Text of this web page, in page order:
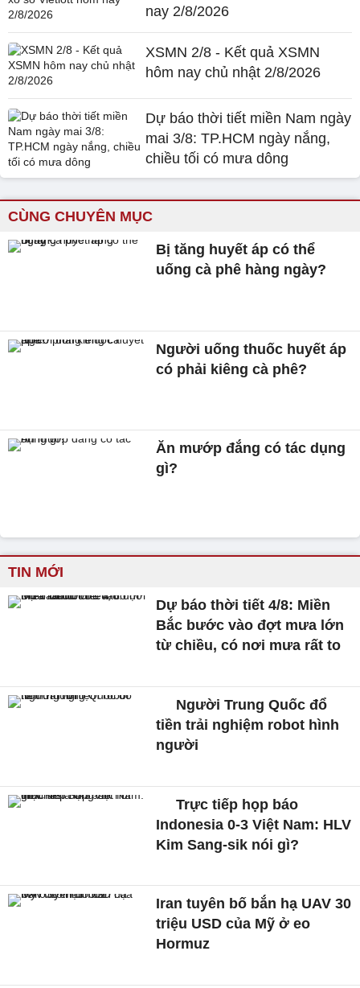
nay 2/8/2026
XSMN 2/8 - Kết quả XSMN
hôm nay chủ nhật 2/8/2026
Dự báo thời tiết miền Nam ngày
mai 3/8: TP.HCM ngày nắng,
chiều tối có mưa dông
CÙNG CHUYÊN MỤC
Bị tăng huyết áp có thể
uống cà phê hàng ngày?
Người uống thuốc huyết áp
có phải kiêng cà phê?
Ăn mướp đắng có tác dụng
gì?
TIN MỚI
Dự báo thời tiết 4/8: Miền
Bắc bước vào đợt mưa lớn
từ chiều, có nơi mưa rất to
Người Trung Quốc đổ
tiền trải nghiệm robot hình
người
Trực tiếp họp báo
Indonesia 0-3 Việt Nam: HLV
Kim Sang-sik nói gì?
Iran tuyên bố bắn hạ UAV 30
triệu USD của Mỹ ở eo
Hormuz